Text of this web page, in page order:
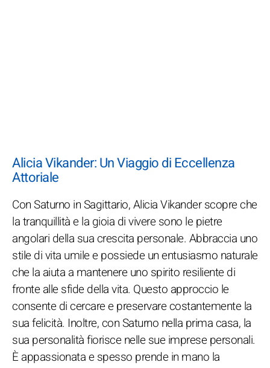
Alicia Vikander: Un Viaggio di Eccellenza
Attoriale
Con Saturno in Sagittario, Alicia Vikander scopre che
la tranquillità e la gioia di vivere sono le pietre
angolari della sua crescita personale. Abbraccia uno
stile di vita umile e possiede un entusiasmo naturale
che la aiuta a mantenere uno spirito resiliente di
fronte alle sfide della vita. Questo approccio le
consente di cercare e preservare costantemente la
sua felicità. Inoltre, con Saturno nella prima casa, la
sua personalità fiorisce nelle sue imprese personali.
È appassionata e spesso prende in mano la